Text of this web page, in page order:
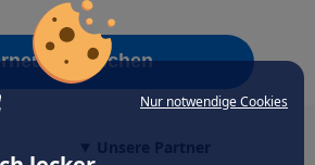
Nur notwendige Cookies
versuchen